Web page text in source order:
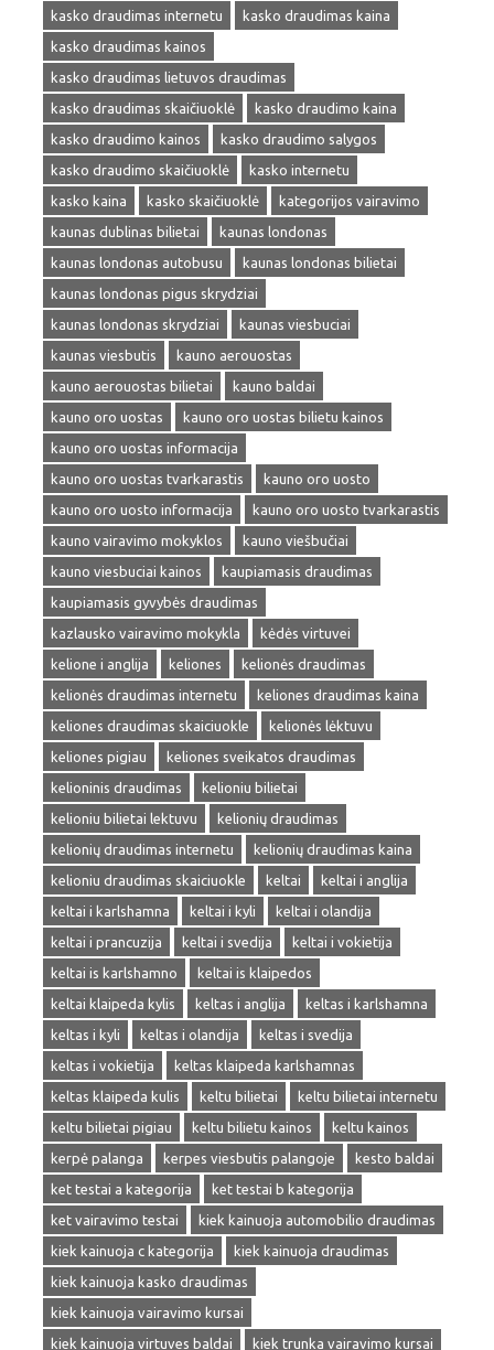
kasko draudimas internetu
kasko draudimas kaina
kasko draudimas kainos
kasko draudimas lietuvos draudimas
kasko draudimas skaičiuoklė
kasko draudimo kaina
kasko draudimo kainos
kasko draudimo salygos
kasko draudimo skaičiuoklė
kasko internetu
kasko kaina
kasko skaičiuoklė
kategorijos vairavimo
kaunas dublinas bilietai
kaunas londonas
kaunas londonas autobusu
kaunas londonas bilietai
kaunas londonas pigus skrydziai
kaunas londonas skrydziai
kaunas viesbuciai
kaunas viesbutis
kauno aerouostas
kauno aerouostas bilietai
kauno baldai
kauno oro uostas
kauno oro uostas bilietu kainos
kauno oro uostas informacija
kauno oro uostas tvarkarastis
kauno oro uosto
kauno oro uosto informacija
kauno oro uosto tvarkarastis
kauno vairavimo mokyklos
kauno viešbučiai
kauno viesbuciai kainos
kaupiamasis draudimas
kaupiamasis gyvybės draudimas
kazlausko vairavimo mokykla
kėdės virtuvei
kelione i anglija
keliones
kelionės draudimas
kelionės draudimas internetu
keliones draudimas kaina
keliones draudimas skaiciuokle
kelionės lėktuvu
keliones pigiau
keliones sveikatos draudimas
kelioninis draudimas
kelioniu bilietai
kelioniu bilietai lektuvu
kelionių draudimas
kelionių draudimas internetu
kelionių draudimas kaina
kelioniu draudimas skaiciuokle
keltai
keltai i anglija
keltai i karlshamna
keltai i kyli
keltai i olandija
keltai i prancuzija
keltai i svedija
keltai i vokietija
keltai is karlshamno
keltai is klaipedos
keltai klaipeda kylis
keltas i anglija
keltas i karlshamna
keltas i kyli
keltas i olandija
keltas i svedija
keltas i vokietija
keltas klaipeda karlshamnas
keltas klaipeda kulis
keltu bilietai
keltu bilietai internetu
keltu bilietai pigiau
keltu bilietu kainos
keltu kainos
kerpė palanga
kerpes viesbutis palangoje
kesto baldai
ket testai a kategorija
ket testai b kategorija
ket vairavimo testai
kiek kainuoja automobilio draudimas
kiek kainuoja c kategorija
kiek kainuoja draudimas
kiek kainuoja kasko draudimas
kiek kainuoja vairavimo kursai
kiek kainuoja virtuves baldai
kiek trunka vairavimo kursai